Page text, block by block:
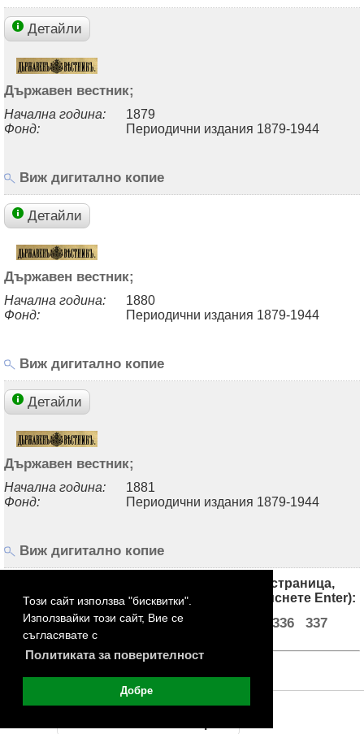
Този сайт използва "бисквитки".
Използвайки този сайт, Вие се
съгласявате с
Политиката за поверителност
Добре
Детайли
Държавен вестник;
Начална година:
1879
Фонд:
Периодични издания 1879-1944
Виж дигитално копие
Детайли
Държавен вестник;
Начална година:
1880
Фонд:
Периодични издания 1879-1944
Виж дигитално копие
Детайли
Държавен вестник;
Начална година:
1881
Фонд:
Периодични издания 1879-1944
Виж дигитално копие
Страници (за достъп до произволна страница,
запишете номера й в бялото поле и натиснете Enter):
2 3 4 5 ... 333 336 337